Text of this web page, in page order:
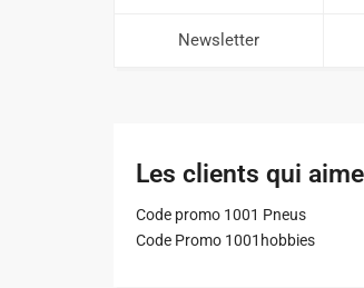
Newsletter
Les clients qui
Code promo 1001 Pneus
Code Promo 1001hobbies